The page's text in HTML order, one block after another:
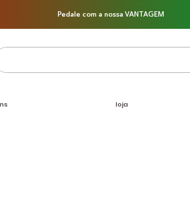
Pedale com a nossa VANTAGEM
loja